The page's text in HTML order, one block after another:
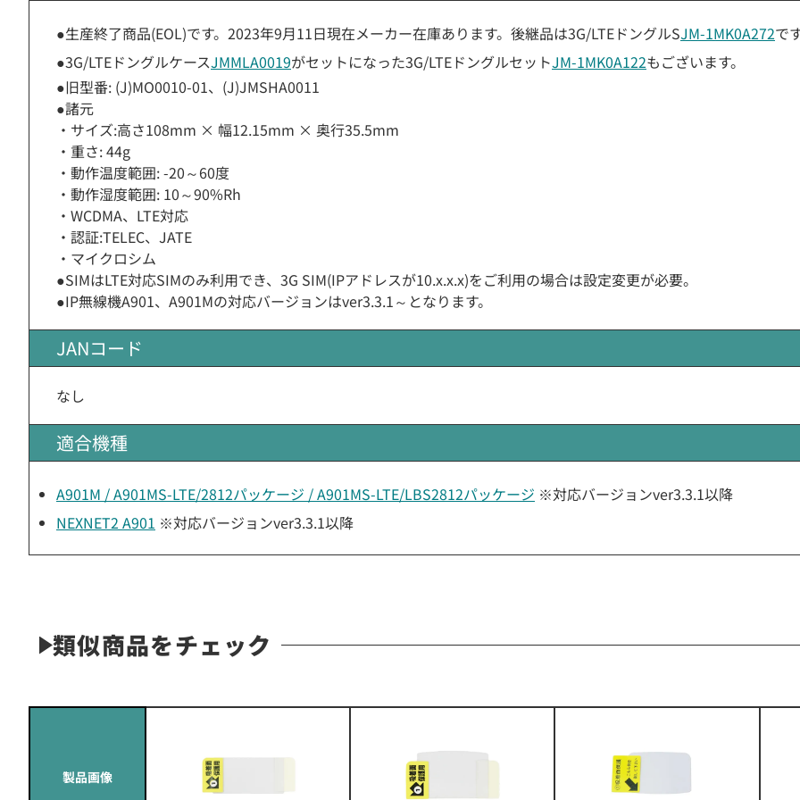
●生産終了商品(EOL)です。2023年9月11日現在メーカー在庫あります。後継品は3G/LTEドングルSJM-1MK0A272で
●3G/LTEドングルケースJMMLA0019がセットになった3G/LTEドングルセットJM-1MK0A122もございます。
●旧型番: (J)MO0010-01、(J)JMSHA0011
●諸元
・サイズ:高さ108mm × 幅12.15mm × 奥行35.5mm
・重さ: 44g
・動作温度範囲: -20～60度
・動作湿度範囲: 10～90%Rh
・WCDMA、LTE対応
・認証:TELEC、JATE
・マイクロシム
●SIMはLTE対応SIMのみ利用でき、3G SIM(IPアドレスが10.x.x.x)をご利用の場合は設定変更が必要。
●IP無線機A901、A901Mの対応バージョンはver3.3.1～となります。
JANコード
なし
適合機種
A901M / A901MS-LTE/2812パッケージ / A901MS-LTE/LBS2812パッケージ ※対応バージョンver3.3.1以降
NEXNET2 A901 ※対応バージョンver3.3.1以降
類似商品をチェック
製品画像